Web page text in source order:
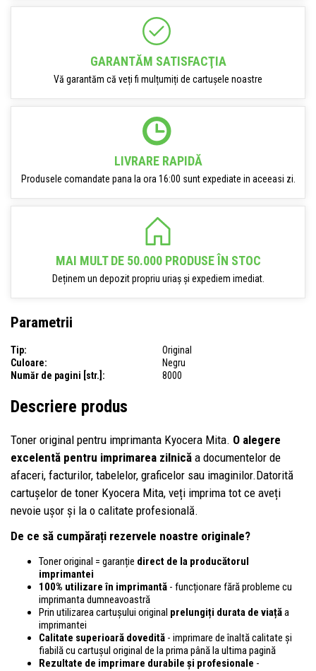
GARANTĂM SATISFACŢIA
Vă garantăm că veți fi mulțumiți de cartușele noastre
LIVRARE RAPIDĂ
Produsele comandate pana la ora 16:00 sunt expediate in aceeasi zi.
MAI MULT DE 50.000 PRODUSE ÎN STOC
Deținem un depozit propriu uriaș și expediem imediat.
Parametrii
Tip:
Original
Culoare:
Negru
Număr de pagini [str.]:
8000
Descriere produs
Toner original pentru imprimanta Kyocera Mita. O alegere
excelentă pentru imprimarea zilnică a documentelor de
afaceri, facturilor, tabelelor, graficelor sau imaginilor.Datorită
cartușelor de toner Kyocera Mita, veți imprima tot ce aveți
nevoie ușor și la o calitate profesională.
De ce să cumpărați rezervele noastre originale?
Toner original = garanție direct de la producătorul
imprimantei
100% utilizare în imprimantă - funcționare fără probleme cu
imprimanta dumneavoastră
Prin utilizarea cartușului original prelungiți durata de viațăa
imprimantei
Calitate superioară dovedită - imprimare de înaltă calitate și
fiabilă cu cartușul original de la prima până la ultima pagină
Rezultate de imprimare durabile și profesionale -